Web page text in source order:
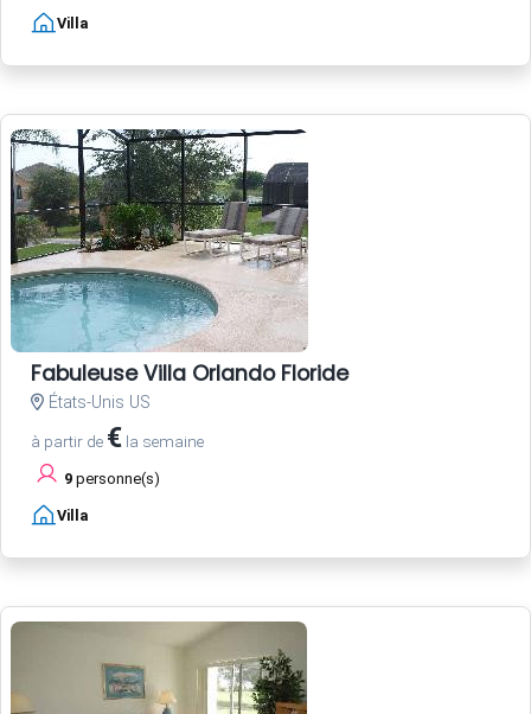
Villa
Fabuleuse Villa Orlando Floride
États-Unis US
à partir de € la semaine
9 personne(s)
Villa